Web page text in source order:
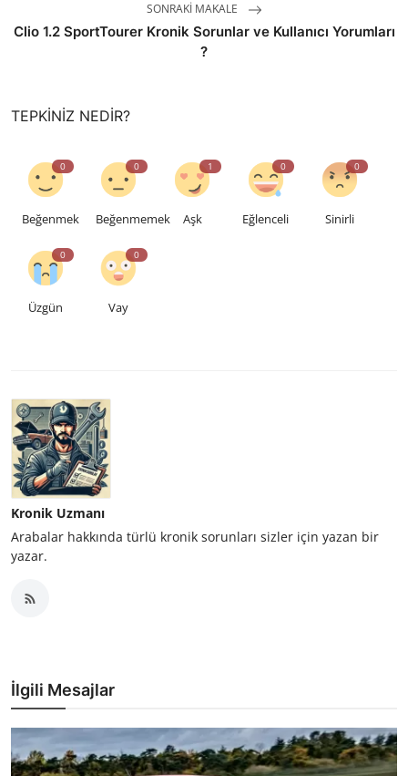
SONRAKI MAKALE
Clio 1.2 SportTourer Kronik Sorunlar ve Kullanıcı Yorumları
?
TEPKINIZ NEDIR?
0
Beğenmek
0
Beğenmemek
1
Aşk
0
Eğlenceli
0
Sinirli
0
Üzgün
0
Vay
Kronik Uzmanı
Arabalar hakkında türlü kronik sorunları sizler için yazan bir
yazar.
İlgili Mesajlar